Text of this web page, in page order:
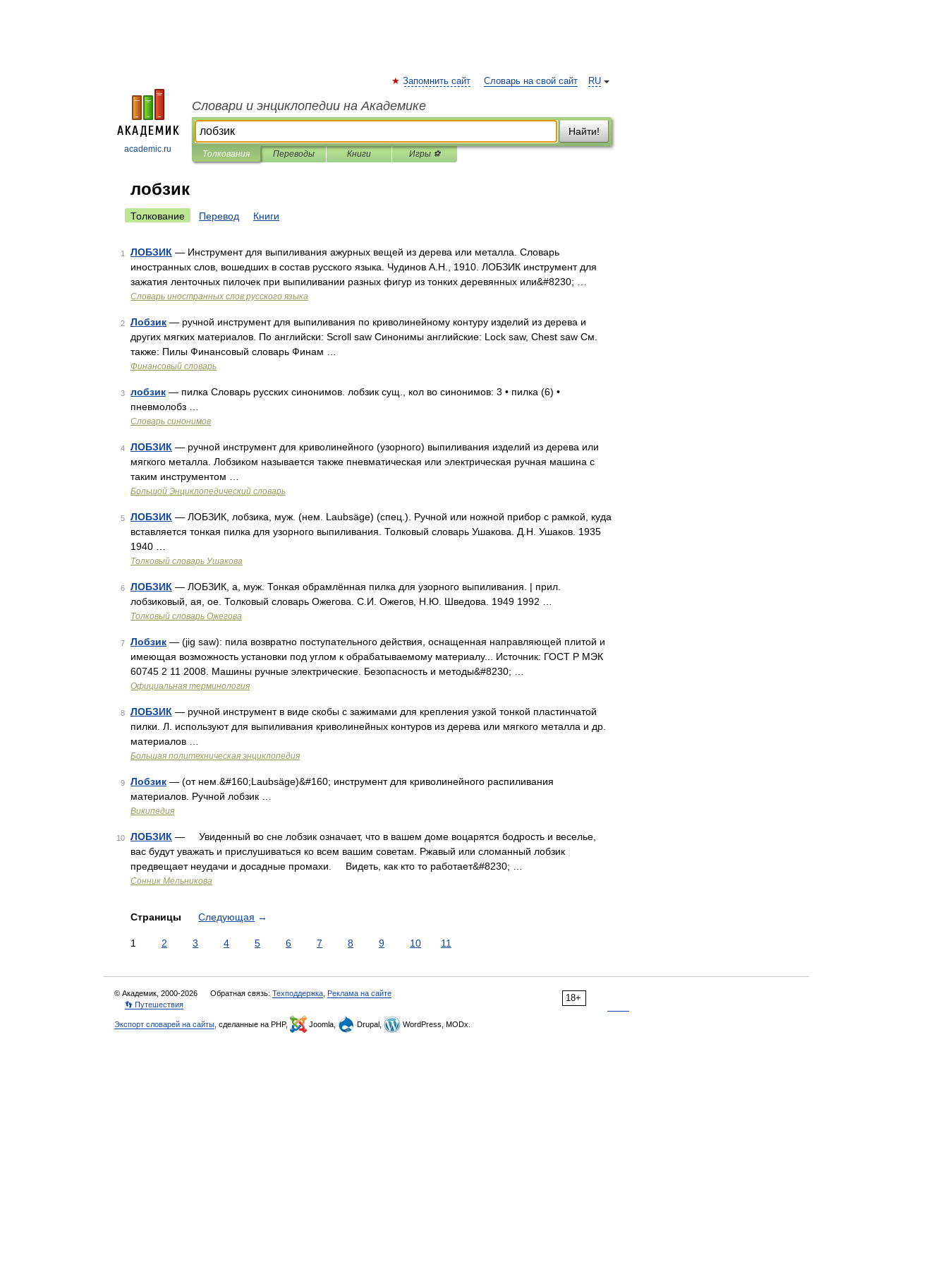
academic.ru
RU
Запомнить сайт Словарь на свой сайт
Словари и энциклопедии на Академике
Найти!
Толкования Переводы Книги Игры ⚽
лобзик
Толкование Перевод Книги
1 ЛОБЗИК — Инструмент для выпиливания ажурных вещей из дерева или металла. Словарь
иностранных слов, вошедших в состав русского языка. Чудинов А.Н., 1910. ЛОБЗИК инструмент для
зажатия ленточных пилочек при выпиливании разных фигур из тонких деревянных или&#8230; …
Словарь иностранных слов русского языка
2 Лобзик — ручной инструмент для выпиливания по криволинейному контуру изделий из дерева и
других мягких материалов. По английски: Scroll saw Синонимы английские: Lock saw, Chest saw См.
также: Пилы Финансовый словарь Финам …
Финансовый словарь
3 лобзик — пилка Словарь русских синонимов. лобзик сущ., кол во синонимов: 3 • пилка (6) •
пневмолобз …
Словарь синонимов
4 ЛОБЗИК — ручной инструмент для криволинейного (узорного) выпиливания изделий из дерева или
мягкого металла. Лобзиком называется также пневматическая или электрическая ручная машина с
таким инструментом …
Большой Энциклопедический словарь
5 ЛОБЗИК — ЛОБЗИК, лобзика, муж. (нем. Laubsäge) (спец.). Ручной или ножной прибор с рамкой, куда
вставляется тонкая пилка для узорного выпиливания. Толковый словарь Ушакова. Д.Н. Ушаков. 1935
1940 …
Толковый словарь Ушакова
6 ЛОБЗИК — ЛОБЗИК, а, муж. Тонкая обрамлённая пилка для узорного выпиливания. | прил.
лобзиковый, ая, ое. Толковый словарь Ожегова. С.И. Ожегов, Н.Ю. Шведова. 1949 1992 …
Толковый словарь Ожегова
7 Лобзик — (jig saw): пила возвратно поступательного действия, оснащенная направляющей плитой и
имеющая возможность установки под углом к обрабатываемому материалу... Источник: ГОСТ Р МЭК
60745 2 11 2008. Машины ручные электрические. Безопасность и методы&#8230; …
Официальная терминология
8 ЛОБЗИК — ручной инструмент в виде скобы с зажимами для крепления узкой тонкой пластинчатой
пилки. Л. используют для выпиливания криволинейных контуров из дерева или мягкого металла и др.
материалов …
Большая политехническая энциклопедия
9 Лобзик — (от нем.&#160;Laubsäge)&#160; инструмент для криволинейного распиливания
материалов. Ручной лобзик …
Википедия
10 ЛОБЗИК — Увиденный во сне лобзик означает, что в вашем доме воцарятся бодрость и веселье,
вас будут уважать и прислушиваться ко всем вашим советам. Ржавый или сломанный лобзик
предвещает неудачи и досадные промахи. Видеть, как кто то работает&#8230; …
Сонник Мельникова
Страницы Следующая →
1 2 3 4 5 6 7 8 9 10 11
18+
© Академик, 2000-2026 Обратная связь: Техподдержка Реклама на сайте
👣 Путешествия
Экспорт словарей на сайты , сделанные на PHP, Joomla, Drupal, WordPress, MODx.